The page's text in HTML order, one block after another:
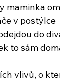
maminka
v postýlce
do
to sám
vlivů, o